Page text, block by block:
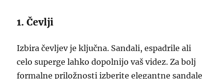
1. Čevlji
Izbira čevljev je ključna. Sandali, espadrile ali
celo superge lahko dopolnijo vaš videz. Za bolj
formalne priložnosti izberite elegantne sandale